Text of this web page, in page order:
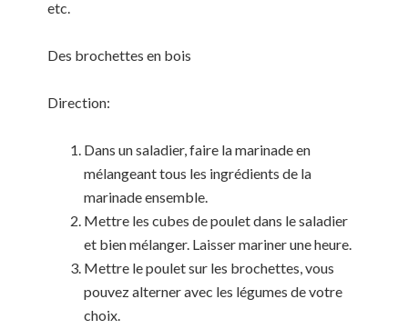
etc.
Des brochettes en bois
Direction:
Dans un saladier, faire la marinade en
mélangeant tous les ingrédients de la
marinade ensemble.
Mettre les cubes de poulet dans le saladier
et bien mélanger. Laisser mariner une heure.
Mettre le poulet sur les brochettes, vous
pouvez alterner avec les légumes de votre
choix.